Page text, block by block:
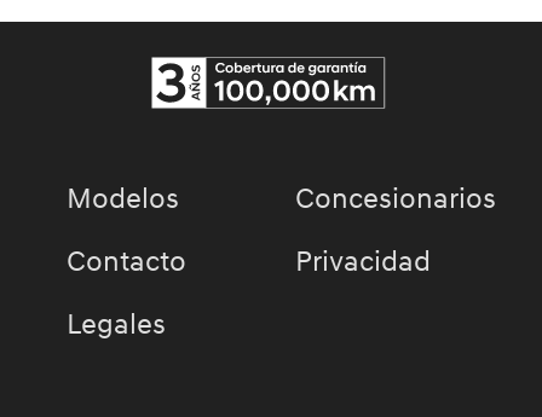
Modelos
Concesionarios
Contacto
Privacidad
Legales